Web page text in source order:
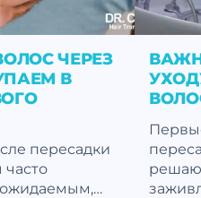
ЧЕРЕЗ
В
пересадки
ожидаемым,…